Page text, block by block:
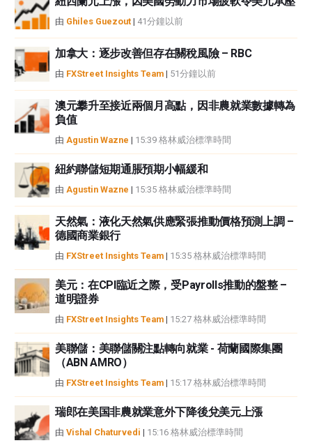
中都沒有頭寸，也沒有與文中提到的任何公司有業務關係。除了FXStreet，作
者沒有收到撰寫這篇文章的報酬。
FXStreet和作者不提供個性化的建議。作者對該資訊的準確性、完整性或適用
性不作任何陳述。FXStreet和作者將不承擔任何錯誤，遺漏或任何損失，傷害
或損害由此資訊及其顯示或使用引起的。錯誤和遺漏除外。本文作者和
FXStreet並非註冊投資顧問，本文內容無意提供任何投資建議。
由 Ghiles Guezout | 41分鐘以前
加拿大：逐步改善但存在關稅風險 – RBC
由 FXStreet Insights Team | 51分鐘以前
澳元攀升至接近兩個月高點，因非農就業數據轉為
負值
由 Agustin Wazne | 15:39 格林威治標準時間
紐約聯儲短期通脹預期小幅緩和
由 Agustin Wazne | 15:35 格林威治標準時間
天然氣：液化天然氣供應緊張推動價格預測上調 –
德國商業銀行
由 FXStreet Insights Team | 15:35 格林威治標準時間
美元：在CPI臨近之際，受Payrolls推動的盤整 –
道明證券
由 FXStreet Insights Team | 15:27 格林威治標準時間
美聯儲：美聯儲關注點轉向就業 - 荷蘭國際集團
（ABN AMRO）
由 FXStreet Insights Team | 15:17 格林威治標準時間
瑞郎在美国非農就業意外下降後兌美元上漲
由 Vishal Chaturvedi | 15:16 格林威治標準時間